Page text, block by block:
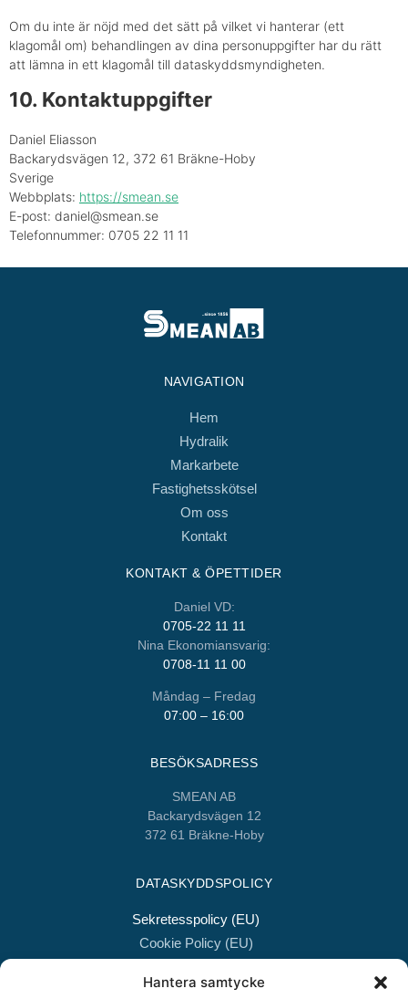
Hantera samtycke
Om du inte är nöjd med det sätt på vilket vi hanterar (ett
klagomål om) behandlingen av dina personuppgifter har du rätt
att lämna in ett klagomål till dataskyddsmyndigheten.
10. Kontaktuppgifter
Daniel Eliasson
Backarydsvägen 12, 372 61 Bräkne-Hoby
Sverige
Webbplats: https://smean.se
E-post: daniel@smean.se
Telefonnummer: 0705 22 11 11
NAVIGATION
Hem
Hydralik
Markarbete
Fastighetsskötsel
Om oss
Kontakt
KONTAKT & ÖPETTIDER
Daniel VD:
0705-22 11 11
Nina Ekonomiansvarig:
0708-11 11 00
Måndag – Fredag
07:00 – 16:00
BESÖKSADRESS
SMEAN AB
Backarydsvägen 12
372 61 Bräkne-Hoby
DATASKYDDSPOLICY
Sekretesspolicy (EU)
Cookie Policy (EU)